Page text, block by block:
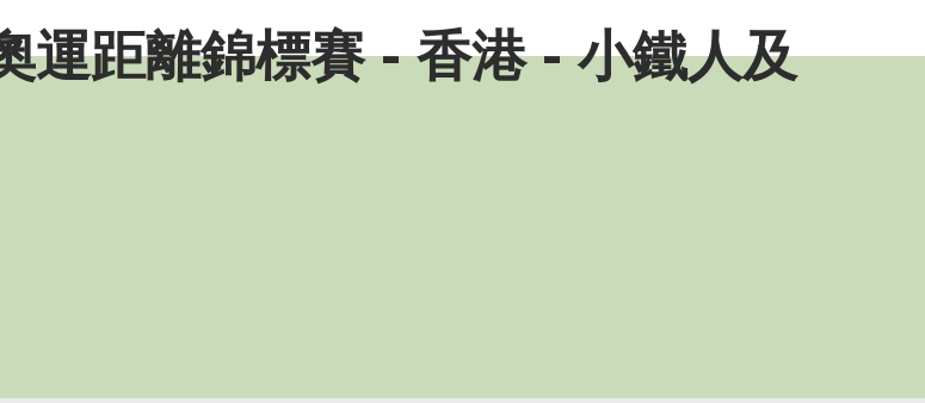
Paris 2024 Olympic
Appeal Mechanism
運距離錦標賽 - 香港 - 小鐵人及